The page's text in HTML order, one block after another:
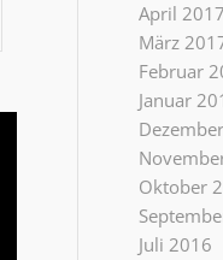
April 2017
März
Februar
Januar
Oktober
Juli 2016